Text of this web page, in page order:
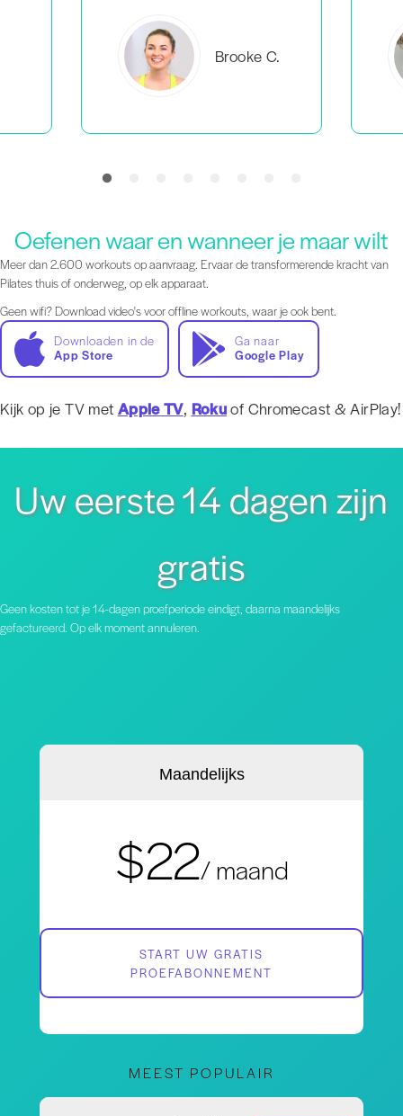
Everlea B.
Oefenen waar en wanneer je maar wilt
Meer dan 2.600 workouts op aanvraag. Ervaar de transformerende kracht van
Pilates thuis of onderweg, op elk apparaat.
Geen wifi? Download video's voor offline workouts, waar je ook bent.
Downloaden in de
App Store
Ga naar
Google Play
Kijk op je TV met Apple TV, Rokuof Chromecast & AirPlay!
Uw eerste 14 dagen zijn
gratis
Geen kosten tot je 14-dagen proefperiode eindigt, daarna maandelijks
gefactureerd. Op elk moment annuleren.
Maandelijks
$22/ maand
START UW GRATIS
PROEFABONNEMENT
MEEST POPULAIR